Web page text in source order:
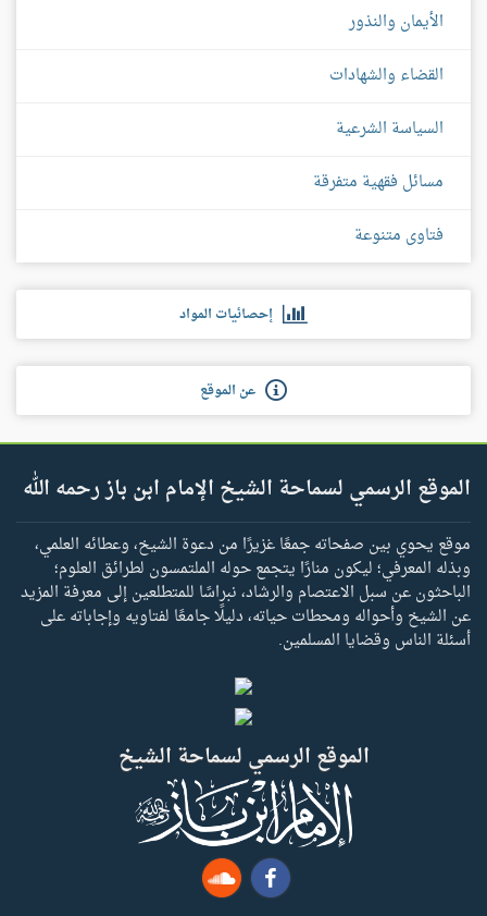
الأيمان والنذور
القضاء والشهادات
السياسة الشرعية
مسائل فقهية متفرقة
فتاوى متنوعة
إحصائيات المواد
عن الموقع
الموقع الرسمي لسماحة الشيخ الإمام ابن باز رحمه الله
موقع يحوي بين صفحاته جمعًا غزيرًا من دعوة الشيخ، وعطائه العلمي،
وبذله المعرفي؛ ليكون منارًا يتجمع حوله الملتمسون لطرائق العلوم؛
الباحثون عن سبل الاعتصام والرشاد، نبراسًا للمتطلعين إلى معرفة المزيد
عن الشيخ وأحواله ومحطات حياته، دليلًا جامعًا لفتاويه وإجاباته على
أسئلة الناس وقضايا المسلمين.
الموقع الرسمي لسماحة الشيخ